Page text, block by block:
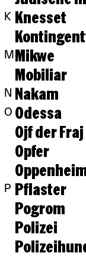
K Knesset
M Mikwe
Mobiliar
N Nakam
O Odessa
Ojf der Fraj
Opfer
P Pflaster
Pogrom
Polizei